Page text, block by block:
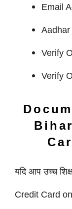
Email
Aadhar
Verify
Verify
यदि आप उच्च
Credit Card